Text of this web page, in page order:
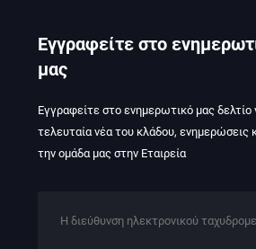
Εγγραφείτε στο
μας
Εγγραφείτε στο ενημερωτικό μας δελτίο
τελευταία νέα του κλάδου, ενημερώσεις
την ομάδα μας στην Εταιρεία